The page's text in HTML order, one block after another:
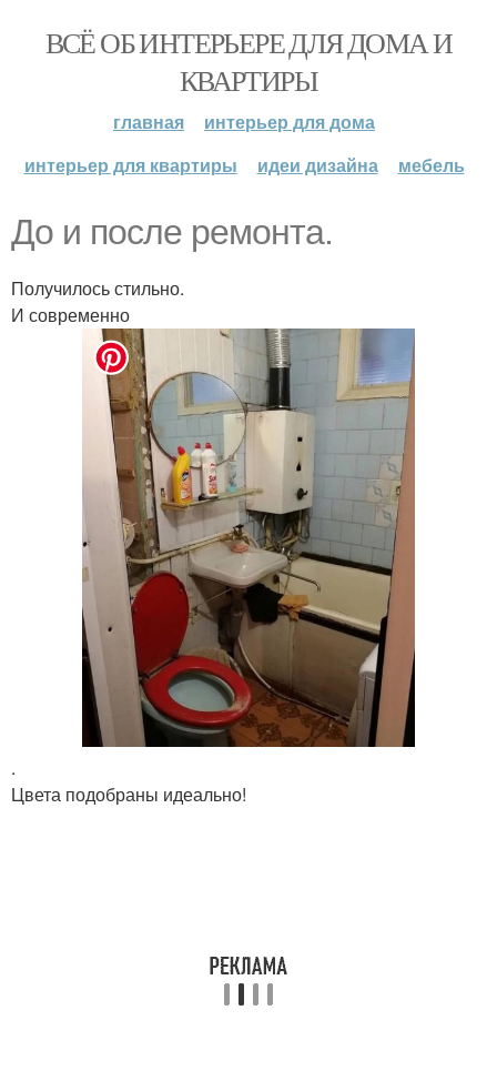
ВСЁ ОБ ИНТЕРЬЕРЕ ДЛЯ ДОМА И
КВАРТИРЫ
главная
интерьер для дома
интерьер для квартиры
идеи дизайна мебель
До и после ремонта.
Получилось стильно.
И современно
.
Цвета подобраны идеально!